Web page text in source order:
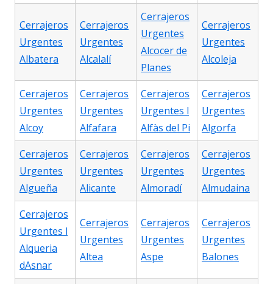
Cerrajeros
Urgentes
Albatera
Cerrajeros
Urgentes
Alcalalí
Cerrajeros
Urgentes
Alcocer de
Planes
Cerrajeros
Urgentes
Alcoleja
Cerrajeros
Urgentes
Alcoy
Cerrajeros
Urgentes
Alfafara
Cerrajeros
Urgentes l
Alfàs del Pi
Cerrajeros
Urgentes
Algorfa
Cerrajeros
Urgentes
Algueña
Cerrajeros
Urgentes
Alicante
Cerrajeros
Urgentes
Almoradí
Cerrajeros
Urgentes
Almudaina
Cerrajeros
Urgentes l
Alqueria
dAsnar
Cerrajeros
Urgentes
Altea
Cerrajeros
Urgentes
Aspe
Cerrajeros
Urgentes
Balones